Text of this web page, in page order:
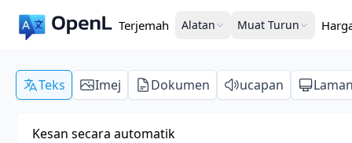
Terjemah Alatan Muat Turun
Teks Imej Dokumen ucapan
Kesan secara automatik